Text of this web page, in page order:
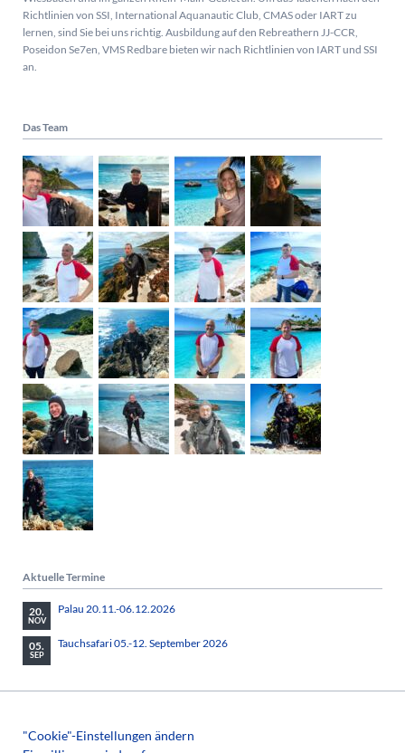
Richtlinien von SSI, International Aquanautic Club, CMAS oder IART zu
lernen, sind Sie bei uns richtig. Ausbildung auf den Rebreathern JJ-CCR,
Poseidon Se7en, VMS Redbare bieten wir nach Richtlinien von IART und SSI
an.
Das Team
Aktuelle Termine
20.
NOV
Palau 20.11.-06.12.2026
05.
SEP
Tauchsafari 05.-12. September 2026
"Cookie"-Einstellungen ändern